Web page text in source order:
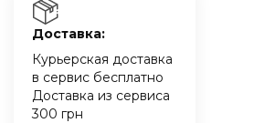
Доставка:
Курьерская доставка
в сервис бесплатно
Доставка из сервиса
300 грн